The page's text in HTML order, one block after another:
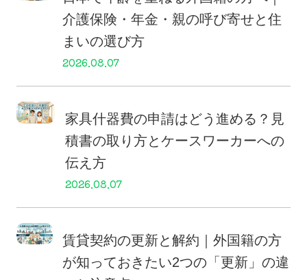
介護保険・年金・親の呼び寄せと住
まいの選び方
2026.08.07
家具什器費の申請はどう進める？見
積書の取り方とケースワーカーへの
伝え方
2026.08.07
賃貸契約の更新と解約｜外国籍の方
が知っておきたい2つの「更新」の違